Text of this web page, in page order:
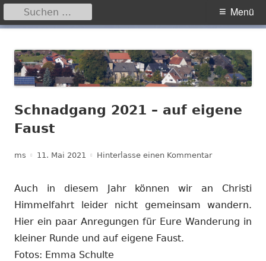
zum
Inhalt
Primäres
Menü
Suchen
nach:
Schnadgang 2021 – auf eigene
Faust
Autor
ms Veröffentlicht
11. Mai 2021 Hinterlasse einen Kommentarzu
Auch in diesem Jahr können wir an Christi
Himmelfahrt leider nicht gemeinsam wandern.
Hier ein paar Anregungen für Eure Wanderung in
kleiner Runde und auf eigene Faust.
Fotos: Emma Schulte